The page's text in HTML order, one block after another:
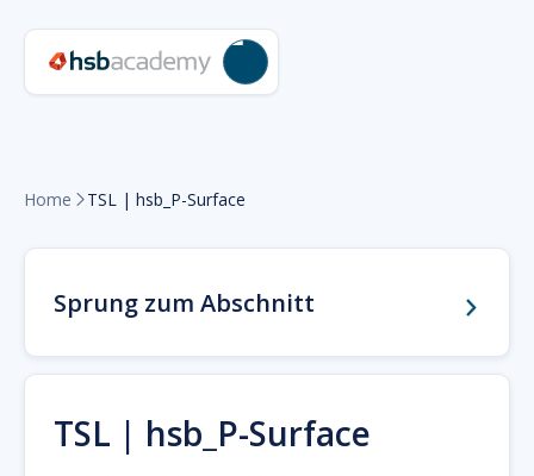
Home  TSL | hsb_P-Surface
Sprung zum Abschnitt
TSL | hsb_P-Surface